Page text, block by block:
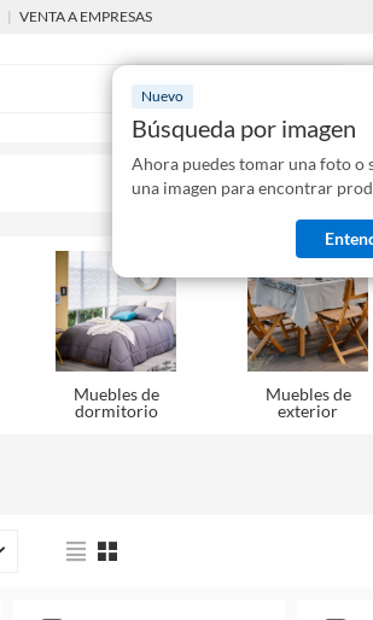
| VENTA A EMPRESAS
Nuevo
Búsqueda por imagen
Ahora puedes tomar una foto o
una imagen para encontrar
Muebles de
dormitorio
Muebles de
exterior